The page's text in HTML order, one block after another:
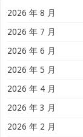
2026 年 8 月
2026 年 7 月
2026 年 6 月
2026 年 5 月
2026 年 4 月
2026 年 3 月
2026 年 2 月